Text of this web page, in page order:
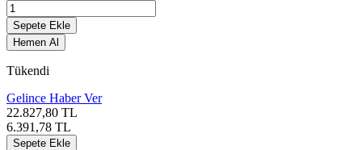
Sepete Ekle
Hemen Al
Tükendi
Gelince Haber Ver
22.827,80 TL
6.391,78 TL
Sepete Ekle